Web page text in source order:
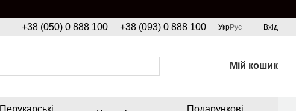
+38 (050) 0 888 100 +38 (093) 0 888 100 УкрРус Вхід
Мій кошик
Перукарські
Подарункові